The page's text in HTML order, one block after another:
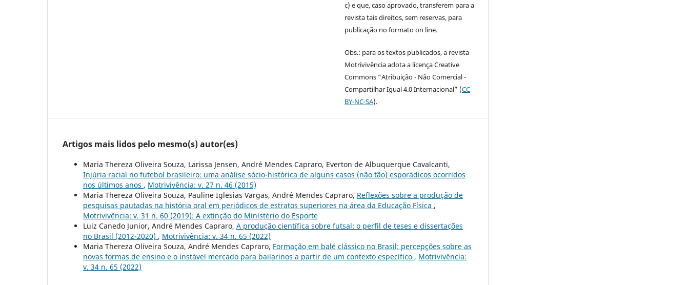
c) e que, caso aprovado, transferem para a
revista tais direitos, sem reservas, para
publicação no formato on line.
Obs.: para os textos publicados, a revista
Motrivivência adota a licença Creative
Commons “Atribuição - Não Comercial -
Compartilhar Igual 4.0 Internacional” (CC
BY-NC-SA).
Artigos mais lidos pelo mesmo(s) autor(es)
Maria Thereza Oliveira Souza, Larissa Jensen, André Mendes Capraro, Everton de Albuquerque Cavalcanti,
Injúria racial no futebol brasileiro: uma análise sócio-histórica de alguns casos (não tão) esporádicos ocorridos
nos últimos anos , Motrivivência: v. 27 n. 46 (2015)
Maria Thereza Oliveira Souza, Pauline Iglesias Vargas, André Mendes Capraro, Reflexões sobre a produção de
pesquisas pautadas na história oral em periódicos de estratos superiores na área da Educação Física ,
Motrivivência: v. 31 n. 60 (2019): A extinção do Ministério do Esporte
Luiz Canedo Junior, André Mendes Capraro, A produção científica sobre futsal: o perfil de teses e dissertações
no Brasil (2012-2020) , Motrivivência: v. 34 n. 65 (2022)
Maria Thereza Oliveira Souza, André Mendes Capraro, Formação em balé clássico no Brasil: percepções sobre as
novas formas de ensino e o instável mercado para bailarinos a partir de um contexto específico , Motrivivência:
v. 34 n. 65 (2022)